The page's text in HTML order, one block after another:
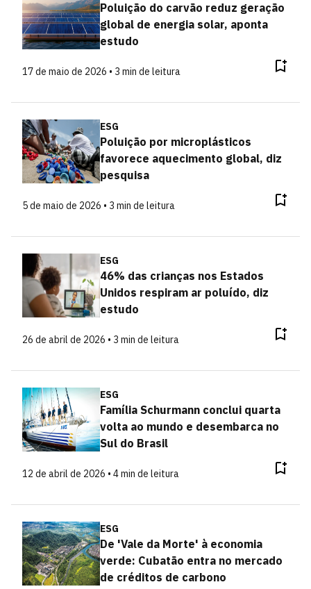
Poluição do carvão reduz geração
global de energia solar, aponta
estudo
17 de maio de 2026 • 3 min de leitura
ESG
Poluição por microplásticos
favorece aquecimento global, diz
pesquisa
5 de maio de 2026 • 3 min de leitura
ESG
46% das crianças nos Estados
Unidos respiram ar poluído, diz
estudo
26 de abril de 2026 • 3 min de leitura
ESG
Família Schurmann conclui quarta
volta ao mundo e desembarca no
Sul do Brasil
12 de abril de 2026 • 4 min de leitura
ESG
De 'Vale da Morte' à economia
verde: Cubatão entra no mercado
de créditos de carbono